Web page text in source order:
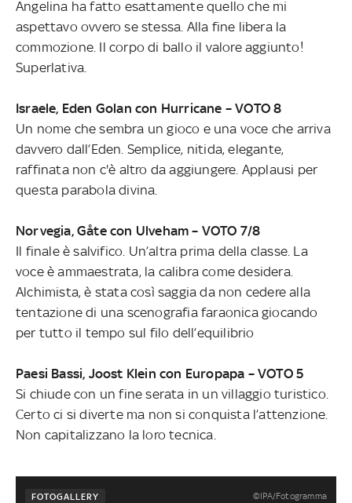
Angelina ha fatto esattamente quello che mi
aspettavo ovvero se stessa. Alla fine libera la
commozione. Il corpo di ballo il valore aggiunto!
Superlativa.
Israele, Eden Golan con Hurricane – VOTO 8
Un nome che sembra un gioco e una voce che arriva
davvero dall’Eden. Semplice, nitida, elegante,
raffinata non c'è altro da aggiungere. Applausi per
questa parabola divina.
Norvegia, Gåte con Ulveham – VOTO 7/8
Il finale è salvifico. Un’altra prima della classe. La
voce è ammaestrata, la calibra come desidera.
Alchimista, è stata così saggia da non cedere alla
tentazione di una scenografia faraonica giocando
per tutto il tempo sul filo dell’equilibrio
Paesi Bassi, Joost Klein con Europapa – VOTO 5
Si chiude con un fine serata in un villaggio turistico.
Certo ci si diverte ma non si conquista l’attenzione.
Non capitalizzano la loro tecnica.
FOTOGALLERY ©IPA/Fotogramma